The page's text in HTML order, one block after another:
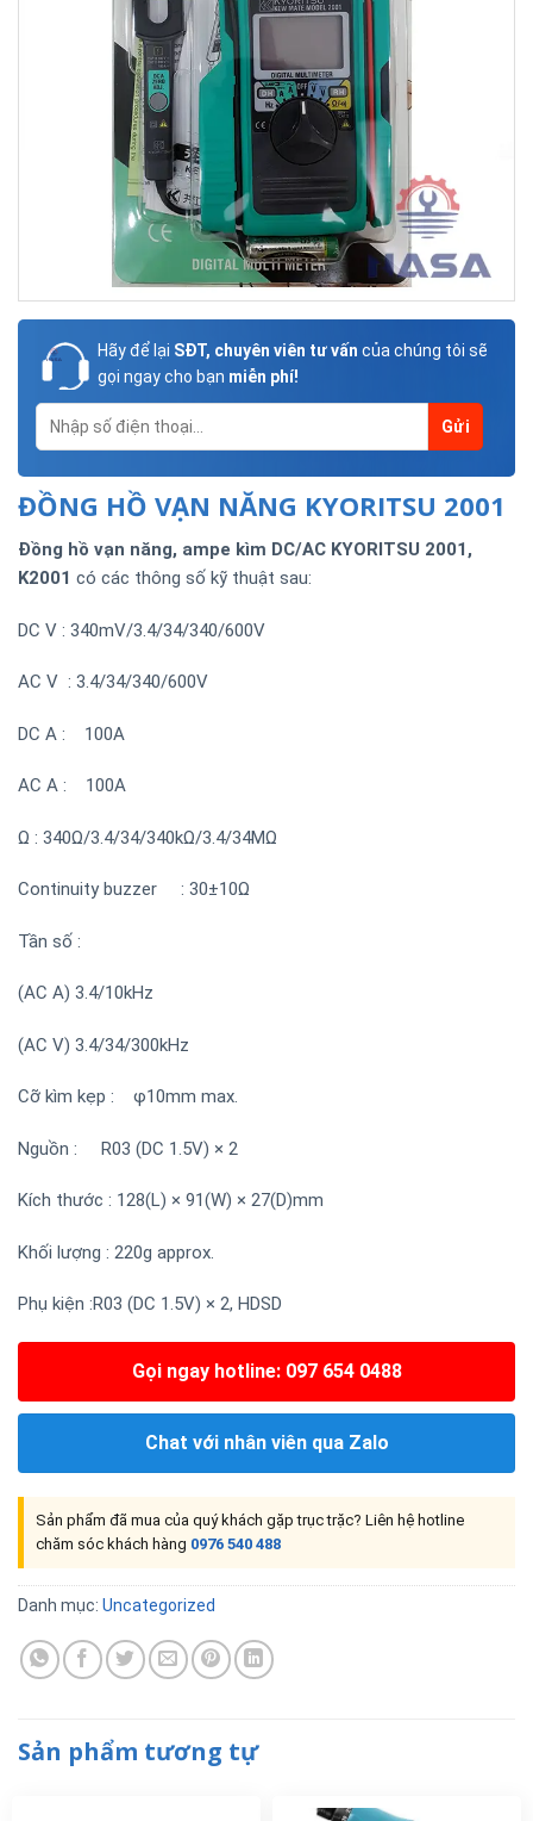
Hãy để lại SĐT, chuyên viên tư vấn của chúng tôi sẽ
gọi ngay cho bạn miễn phí!
ĐỒNG HỒ VẠN NĂNG KYORITSU 2001
Đồng hồ vạn năng, ampe kìm DC/AC KYORITSU 2001,
K2001 có các thông số kỹ thuật sau:
DC V : 340mV/3.4/34/340/600V
AC V : 3.4/34/340/600V
DC A : 100A
AC A : 100A
Ω : 340Ω/3.4/34/340kΩ/3.4/34MΩ
Continuity buzzer : 30±10Ω
Tần số :
(AC A) 3.4/10kHz
(AC V) 3.4/34/300kHz
Cỡ kìm kẹp : φ10mm max.
Nguồn : R03 (DC 1.5V) × 2
Kích thước : 128(L) × 91(W) × 27(D)mm
Khối lượng : 220g approx.
Phụ kiện :R03 (DC 1.5V) × 2, HDSD
Gọi ngay hotline: 097 654 0488
Chat với nhân viên qua Zalo
Sản phẩm đã mua của quý khách gặp trục trặc? Liên hệ hotline
chăm sóc khách hàng 0976 540 488
Danh mục: Uncategorized
Sản phẩm tương tự